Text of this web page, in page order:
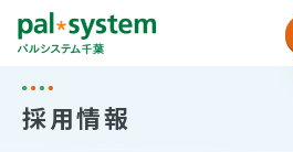
採用情報